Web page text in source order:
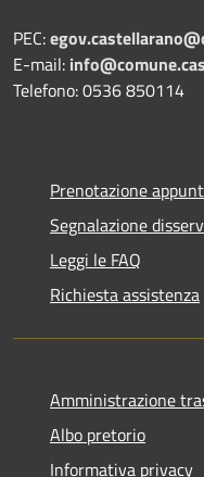
PEC:
E-mail:
Telefono: 0536 850114
Prenotazione
Segnalazione
Leggi le FAQ
Richiesta assistenza
Amministrazione
Albo pretorio
Informativa privacy